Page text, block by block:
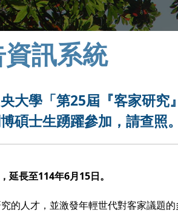
訊系統
央大學「第25屆『客家研
碩士生踴躍參加，請查照。
延長至114年6月15日。
的人才，並激發年輕世代對客家議題